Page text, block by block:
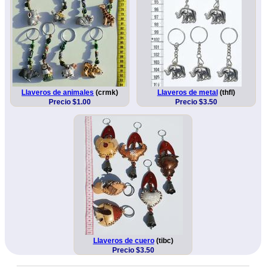
Llaveros de animales (crmk)
Precio $1.00
Llaveros de metal(thfl)
Precio $3.50
Llaveros de cuero(tibc)
Precio $3.50